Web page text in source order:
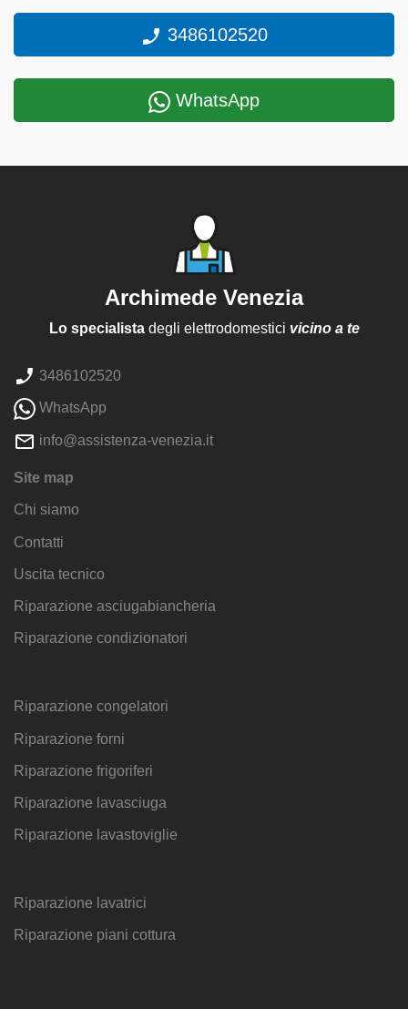
3486102520
WhatsApp
Archimede Venezia
Lo specialistadegli elettrodomestici vicino a te
3486102520
WhatsApp
info@assistenza-venezia.it
Site map
Chi siamo
Contatti
Uscita tecnico
Riparazione asciugabiancheria
Riparazione condizionatori
Riparazione congelatori
Riparazione forni
Riparazione frigoriferi
Riparazione lavasciuga
Riparazione lavastoviglie
Riparazione lavatrici
Riparazione piani cottura